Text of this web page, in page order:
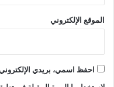
الموقع الإلكتروني
احفظ اسمي، بريدي